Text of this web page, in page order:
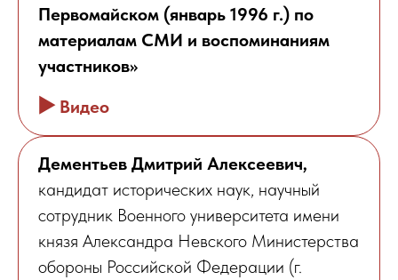
Первомайском (январь 1996 г.) по
материалам СМИ и воспоминаниям
участников»
▶️ Видео
Дементьев Дмитрий Алексеевич,
кандидат исторических наук, научный
сотрудник Военного университета имени
князя Александра Невского Министерства
обороны Российской Федерации (г.